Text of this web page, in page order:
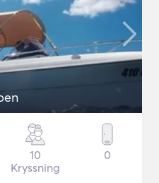
10
Kryssning
0